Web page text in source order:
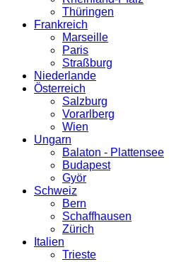
Thüringen
Frankreich
Marseille
Paris
Straßburg
Niederlande
Österreich
Salzburg
Vorarlberg
Wien
Ungarn
Balaton - Plattensee
Budapest
Györ
Schweiz
Bern
Schaffhausen
Zürich
Italien
Trieste